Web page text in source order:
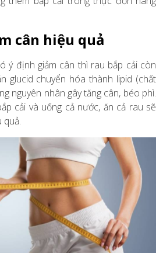
cân hiệu quả
ý định giảm cân thì rau bắp cải còn
glucid chuyển hóa thành lipid (chất
nguyên nhân gây tăng cân, béo phì.
cải và uống cả nước, ăn cả rau sẽ
quả.